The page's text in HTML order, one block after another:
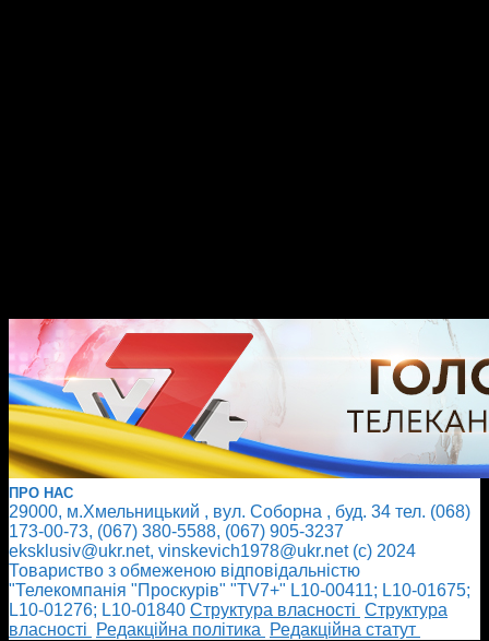
ПРО НАС
29000, м.Хмельницький , вул. Соборна , буд. 34 тел. (068)
173-00-73, (067) 380-5588, (067) 905-3237
eksklusiv@ukr.net, vinskevich1978@ukr.net (с) 2024
Товариство з обмеженою відповідальністю
"Телекомпанія "Проскурів" "TV7+" L10-00411; L10-01675;
L10-01276; L10-01840 Cтруктура власності Cтруктура
власності
Редакційна політика
Редакційна статут